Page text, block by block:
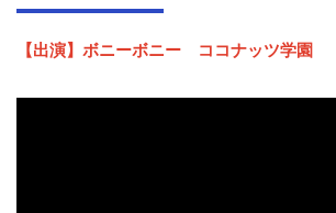
【出演】ボニーボニー ココナッツ学園